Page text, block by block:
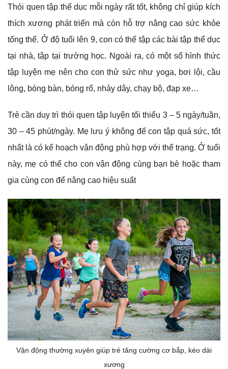
Thói quen tập thể dục mỗi ngày rất tốt, không chỉ giúp kích
thích xương phát triển mà còn hỗ trợ nâng cao sức khỏe
tổng thể. Ở độ tuổi lên 9, con có thể tập các bài tập thể dục
tại nhà, tập tại trường học. Ngoài ra, có một số hình thức
tập luyện mẹ nên cho con thử sức như yoga, bơi lội, cầu
lông, bóng bàn, bóng rổ, nhảy dây, chạy bộ, đạp xe…
Trẻ cần duy trì thói quen tập luyện tối thiểu 3 – 5 ngày/tuần,
30 – 45 phút/ngày. Mẹ lưu ý không để con tập quá sức, tốt
nhất là có kế hoạch vận động phù hợp với thể trạng. Ở tuổi
này, mẹ có thể cho con vận động cùng bạn bè hoặc tham
gia cùng con để nâng cao hiệu suất
Vận động thường xuyên giúp trẻ tăng cường cơ bắp, kéo dài
xương